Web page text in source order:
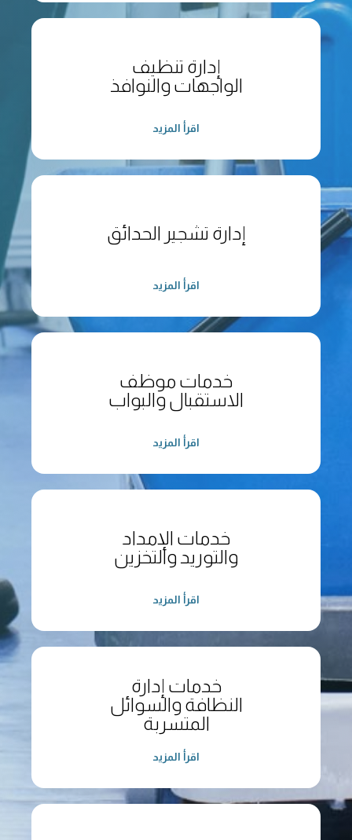
إدارة تنظيف
الواجهات والنوافذ
اقرأ المزيد
إدارة تشجير الحدائق
اقرأ المزيد
خدمات موظف
الاستقبال والبواب
اقرأ المزيد
خدمات الإمداد
والتوريد والتخزين
اقرأ المزيد
خدمات إدارة
النظافة والسوائل
المتسربة
اقرأ المزيد